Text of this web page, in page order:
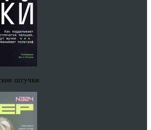
штучки